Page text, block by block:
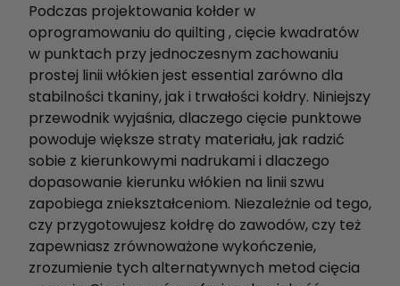
Podczas projektowania kołder w
oprogramowaniu do quilting , cięcie kwadratów
w punktach przy jednoczesnym zachowaniu
prostej linii włókien jest essential zarówno dla
stabilności tkaniny, jak i trwałości kołdry. Niniejszy
przewodnik wyjaśnia, dlaczego cięcie punktowe
powoduje większe straty materiału, jak radzić
sobie z kierunkowymi nadrukami i dlaczego
dopasowanie kierunku włókien na linii szwu
zapobiega zniekształceniom. Niezależnie od tego,
czy przygotowujesz kołdrę do zawodów, czy też
zapewniasz zrównoważone wykończenie,
zrozumienie tych alternatywnych metod cięcia